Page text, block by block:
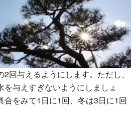
回与えるようにします。ただし、
与えすぎないようにしましょ
合をみて1日に1回、冬は3日に1回